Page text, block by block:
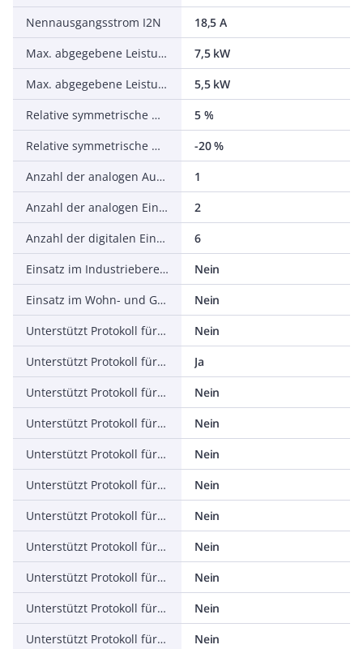
Nennausgangsstrom I2N
18,5 A
Max. abgegebene Leistung bei quadrat. Belastung bei Bemessungsausgangsspannung
7,5 kW
Max. abgegebene Leistung bei linearer Belastung bei Bemessungsausgangsspannung
5,5 kW
Relative symmetrische Netzfrequenztoleranz
5 %
Relative symmetrische Netzspannungstoleranz
-20 %
Anzahl der analogen Ausgänge
1
Anzahl der analogen Eingänge
2
Anzahl der digitalen Eingänge
6
Einsatz im Industriebereich zulässig
Nein
Einsatz im Wohn- und Gewerbebereich zulässig
Nein
Unterstützt Protokoll für TCP/IP
Nein
Unterstützt Protokoll für PROFIBUS
Ja
Unterstützt Protokoll für CAN
Nein
Unterstützt Protokoll für INTERBUS
Nein
Unterstützt Protokoll für ASI
Nein
Unterstützt Protokoll für KNX
Nein
Unterstützt Protokoll für Modbus
Nein
Unterstützt Protokoll für Data-Highway
Nein
Unterstützt Protokoll für DeviceNet
Nein
Unterstützt Protokoll für SUCONET
Nein
Unterstützt Protokoll für LON
Nein